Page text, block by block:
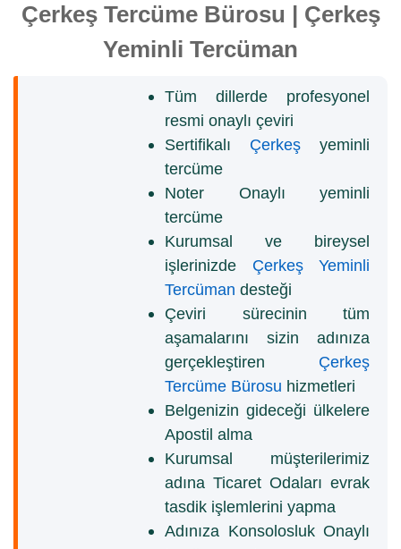
Çerkeş Tercüme Bürosu | Çerkeş
Yeminli Tercüman
Tüm dillerde profesyonel
resmi onaylı çeviri
Sertifikalı Çerkeş yeminli
tercüme
Noter Onaylı yeminli
tercüme
Kurumsal ve bireysel
işlerinizde Çerkeş Yeminli
Tercüman desteği
Çeviri sürecinin tüm
aşamalarını sizin adınıza
gerçekleştiren Çerkeş
Tercüme Bürosu hizmetleri
Belgenizin gideceği ülkelere
Apostil alma
Kurumsal müşterilerimiz
adına Ticaret Odaları evrak
tasdik işlemlerini yapma
Adınıza Konsolosluk Onaylı